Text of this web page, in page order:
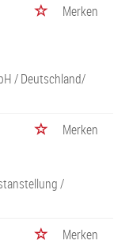
Merken
/ Deutschland/
Merken
/
Merken